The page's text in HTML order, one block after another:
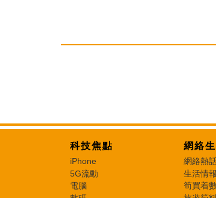
科技焦點
iPhone
5G流動
電腦
網絡
網絡熱
生活情報
筍買着